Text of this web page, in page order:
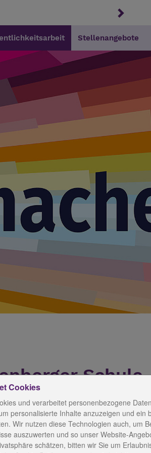
Stellenangebote
Schule
Cookies
und verarbeitet personenbezogene
personalisierte Inhalte anzuzeigen und ein
Wir nutzen diese Technologien auch, um
auszuwerten und so unser Website-
schätzen, bitten wir Sie um